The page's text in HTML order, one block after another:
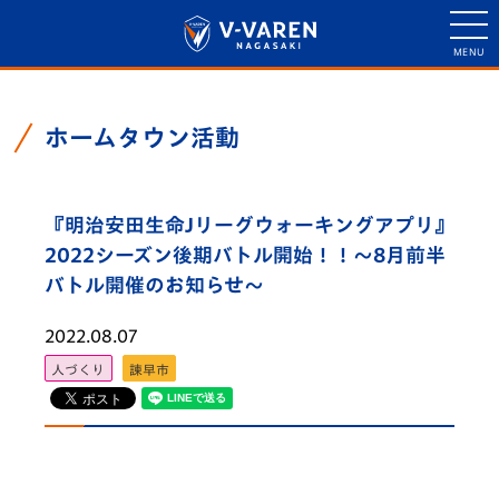
ホームタウン活動
『明治安田生命Jリーグウォーキングアプリ』
2022シーズン後期バトル開始！！～8月前半
バトル開催のお知らせ～
2022.08.07
人づくり 諫早市